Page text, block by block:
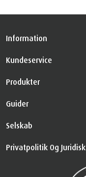
Information
Kundeservice
Produkter
Guider
Selskab
Privatpolitik Og Juridisk